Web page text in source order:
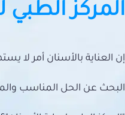
المركز الطبي
إن العناية بالأسنان أمر لا
البحث عن الحل المناسب